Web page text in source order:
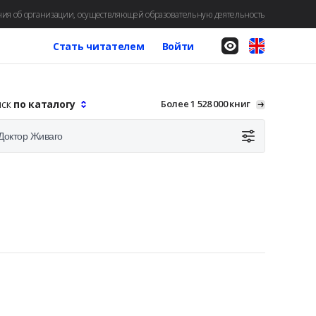
об организации, осуществляющей образовательную деятельность
Стать читателем Войти
по каталогу Более 1 528 000 книг